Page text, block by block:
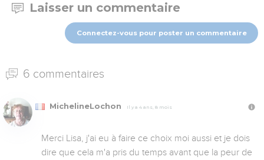
Laisser un commentaire
Connectez-vous pour poster un commentaire
6 commentaires
MichelineLochon Il y a 4 ans, 8 mois
Merci Lisa, j'ai eu à faire ce choix moi aussi et je dois
dire que cela m'a pris du temps avant que la peur de